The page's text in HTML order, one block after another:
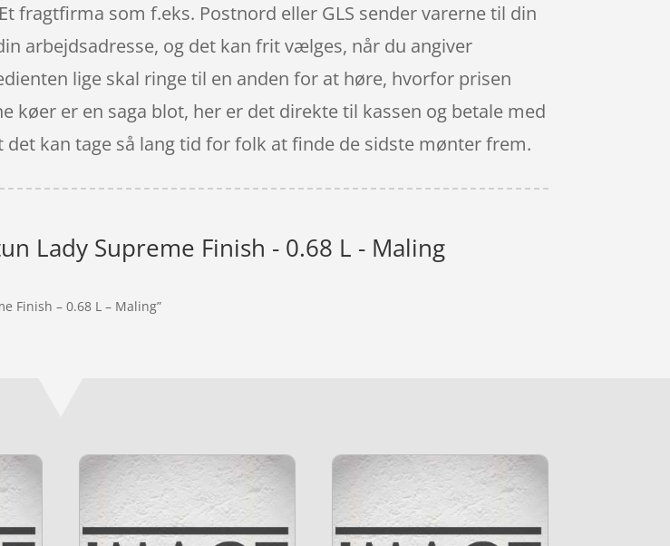
fragtfirma som f.eks. Postnord eller GLS sender varerne til din
arbejdsadresse, og det kan frit vælges, når du angiver
lige skal ringe til en anden for at høre, hvorfor prisen
køer er en saga blot, her er det direkte til kassen og betale med
kan tage så lang tid for folk at finde de sidste mønter frem.
Lady Supreme Finish - 0.68 L - Maling
Finish – 0.68 L – Maling”